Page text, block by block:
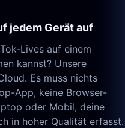
jedem Gerät auf
Lives auf einem
kannst? Unsere
Es muss nichts
App, keine Browser-
oder Mobil, deine
in hoher Qualität erfasst.